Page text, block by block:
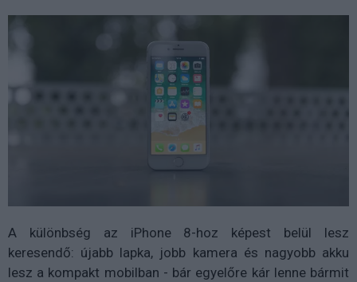
A különbség az iPhone 8-hoz képest belül lesz
keresendő: újabb lapka, jobb kamera és nagyobb akku
lesz a kompakt mobilban - bár egyelőre kár lenne bármit